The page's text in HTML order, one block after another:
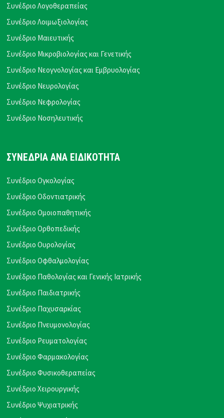
Συνέδριο Λογοθεραπείας
Συνέδριο Λοιμωξιολογίας
Συνέδριο Μαιευτικής
Συνέδριο Μικροβιολογίας και Γενετικής
Συνέδριο Νεογνολογίας και Εμβρυολογίας
Συνέδριο Νευρολογίας
Συνέδριο Νεφρολογίας
Συνέδριο Νοσηλευτικής
ΣΥΝΕΔΡΙΑ ΑΝΑ ΕΙΔΙΚΟΤΗΤΑ
Συνέδριο Ογκολογίας
Συνέδριο Οδοντιατρικής
Συνέδριο Ομοιοπαθητικής
Συνέδριο Ορθοπεδικής
Συνέδριο Ουρολογίας
Συνέδριο Οφθαλμολογίας
Συνέδριο Παθολογίας και Γενικής Ιατρικής
Συνέδριο Παιδιατρικής
Συνέδριο Παχυσαρκίας
Συνέδριο Πνευμονολογίας
Συνέδριο Ρευματολογίας
Συνέδριο Φαρμακολογίας
Συνέδριο Φυσικοθεραπείας
Συνέδριο Χειρουργικής
Συνέδριο Ψυχιατρικής